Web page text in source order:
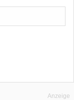
Anzeige